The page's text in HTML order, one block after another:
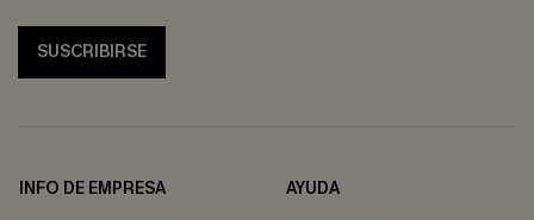
SUSCRIBIRSE
INFO DE EMPRESA
AYUDA